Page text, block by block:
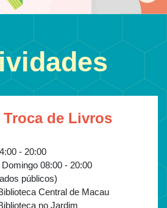
Troca de Livros
- 20:00
Domingo 08:00 - 20:00
públicos)
Central de Macau
no Jardim